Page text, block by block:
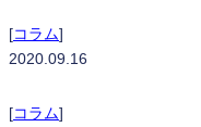
[コラム]
2020.09.16
[コラム]